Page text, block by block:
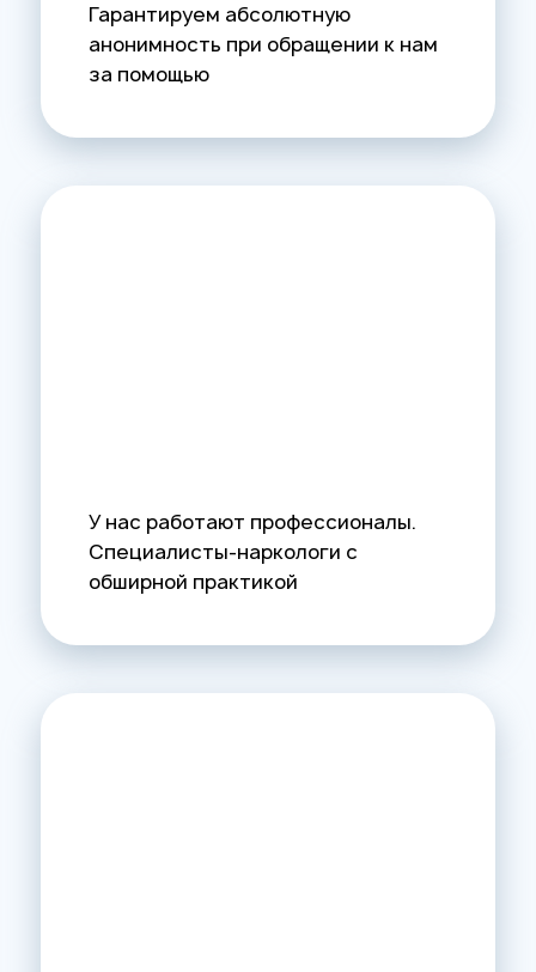
Гарантируем абсолютную
анонимность при обращении к нам
за помощью
У нас работают профессионалы.
Специалисты-наркологи с
обширной практикой